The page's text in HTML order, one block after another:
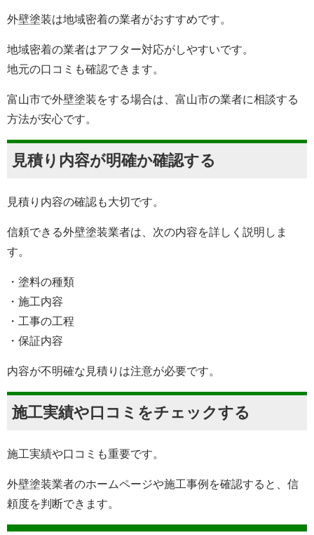
外壁塗装は地域密着の業者がおすすめです。
地域密着の業者はアフター対応がしやすいです。
地元の口コミも確認できます。
富山市で外壁塗装をする場合は、富山市の業者に相談する
方法が安心です。
見積り内容が明確か確認する
見積り内容の確認も大切です。
信頼できる外壁塗装業者は、次の内容を詳しく説明しま
す。
・塗料の種類
・施工内容
・工事の工程
・保証内容
内容が不明確な見積りは注意が必要です。
施工実績や口コミをチェックする
施工実績や口コミも重要です。
外壁塗装業者のホームページや施工事例を確認すると、信
頼度を判断できます。